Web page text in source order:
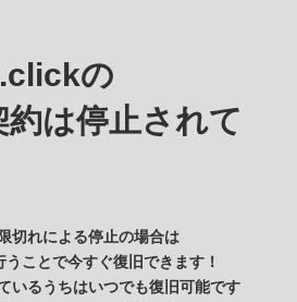
の
は停止されて
切れによる停止の場合は
うことで今すぐ復旧できます！
いるうちはいつでも復旧可能です